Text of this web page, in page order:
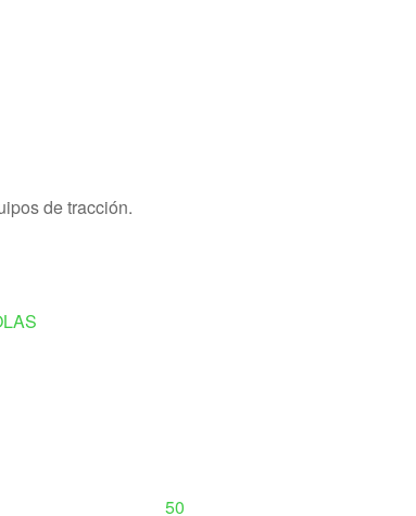
de tracción.
50